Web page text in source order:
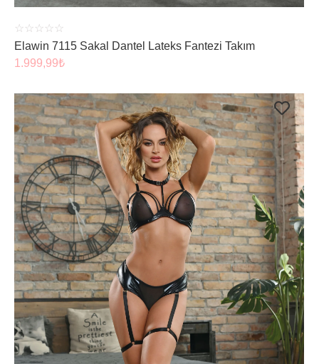
☆ ☆ ☆ ☆ ☆
Elawin 7115 Sakal Dantel Lateks Fantezi Takım
1.999,99₺